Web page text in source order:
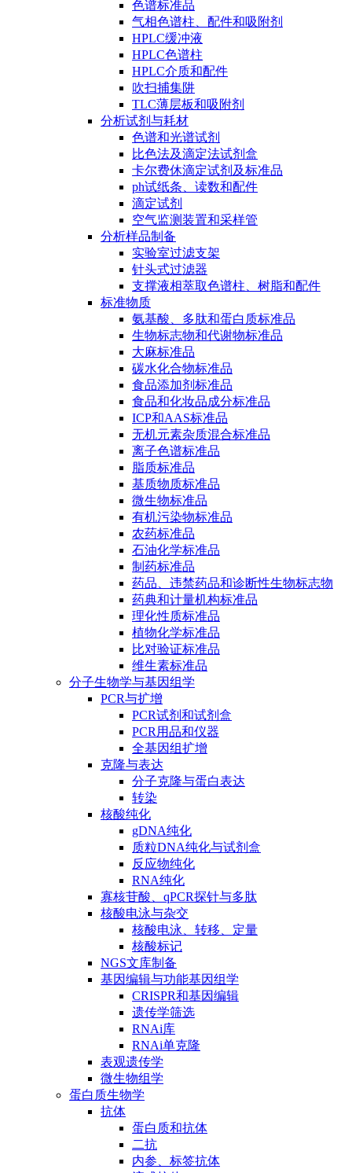
色谱标准品
气相色谱柱、配件和吸附剂
HPLC缓冲液
HPLC色谱柱
HPLC介质和配件
吹扫捕集阱
TLC薄层板和吸附剂
分析试剂与耗材
色谱和光谱试剂
比色法及滴定法试剂盒
卡尔费休滴定试剂及标准品
ph试纸条、读数和配件
滴定试剂
空气监测装置和采样管
分析样品制备
实验室过滤支架
针头式过滤器
支撑液相萃取色谱柱、树脂和配件
标准物质
氨基酸、多肽和蛋白质标准品
生物标志物和代谢物标准品
大麻标准品
碳水化合物标准品
食品添加剂标准品
食品和化妆品成分标准品
ICP和AAS标准品
无机元素杂质混合标准品
离子色谱标准品
脂质标准品
基质物质标准品
微生物标准品
有机污染物标准品
农药标准品
石油化学标准品
制药标准品
药品、违禁药品和诊断性生物标志物
药典和计量机构标准品
理化性质标准品
植物化学标准品
比对验证标准品
维生素标准品
分子生物学与基因组学
PCR与扩增
PCR试剂和试剂盒
PCR用品和仪器
全基因组扩增
克隆与表达
分子克隆与蛋白表达
转染
核酸纯化
gDNA纯化
质粒DNA纯化与试剂盒
反应物纯化
RNA纯化
寡核苷酸、qPCR探针与多肽
核酸电泳与杂交
核酸电泳、转移、定量
核酸标记
NGS文库制备
基因编辑与功能基因组学
CRISPR和基因编辑
遗传学筛选
RNAi库
RNAi单克隆
表观遗传学
微生物组学
蛋白质生物学
抗体
蛋白质和抗体
二抗
内参、标签抗体